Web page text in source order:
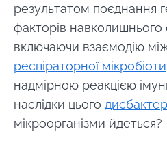
результатом поєднання
факторів
включаючи взаємодію
респіраторної мікробіоти
надмірною реакцією
наслідки цього
мікроорганізми йдеться?